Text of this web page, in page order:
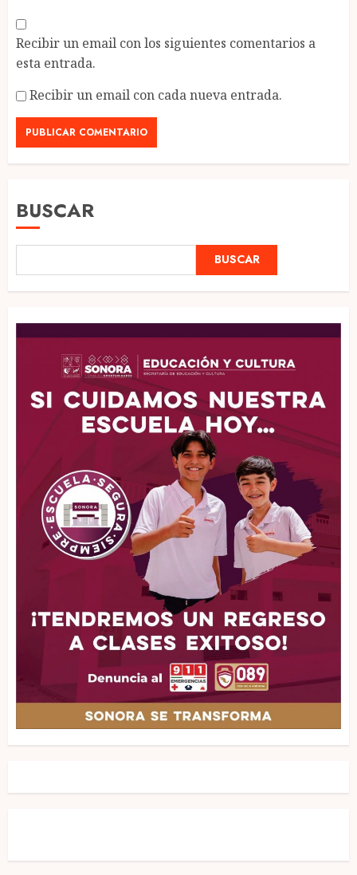
Recibir un email con los siguientes comentarios a
esta entrada.
Recibir un email con cada nueva entrada.
BUSCAR
BUSCAR